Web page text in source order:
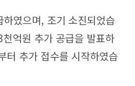
였으며, 조기 소진되었습
억원 추가 공급을 발표하
터 추가 접수를 시작하였습